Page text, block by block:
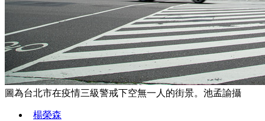
圖為台北市在疫情三級警戒下空無一人的街景。池孟諭攝
楊榮森